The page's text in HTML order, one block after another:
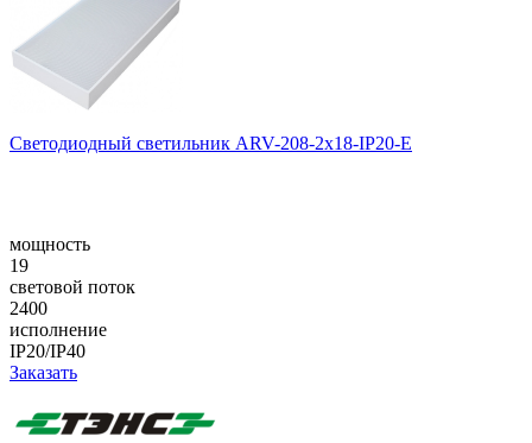
Светодиодный светильник ARV-208-2x18-IP20-E
мощность
19
световой поток
2400
исполнение
IP20/IP40
Заказать